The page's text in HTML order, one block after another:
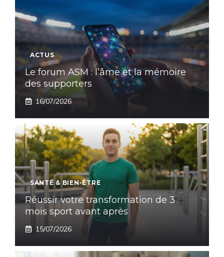
ACTUS
Le forum ASM : l’âme et la mémoire
des supporters
16/07/2026
SANTÉ & BIEN-ÊTRE
Réussir votre transformation de 3
mois sport avant après
15/07/2026